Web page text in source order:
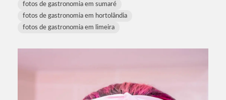
fotos de gastronomia em sumaré
fotos de gastronomia em hortolândia
fotos de gastronomia em limeira